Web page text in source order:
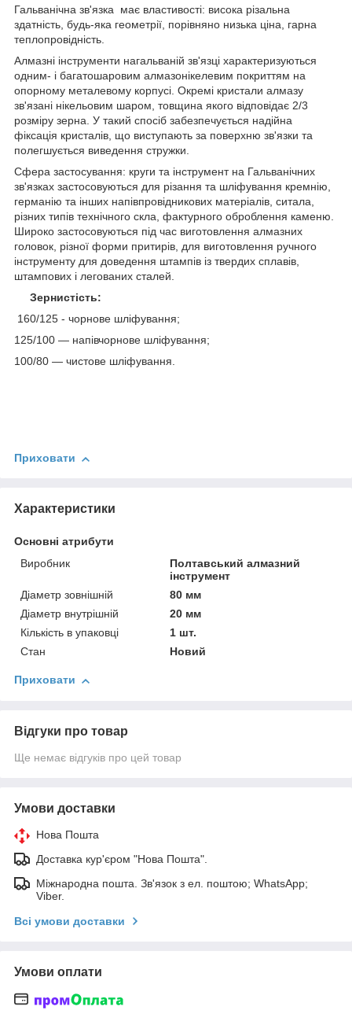
Гальванічна зв'язка має властивості: висока різальна
здатність, будь-яка геометрії, порівняно низька ціна, гарна
теплопровідність.
Алмазні інструменти нагальваній зв'язці характеризуються
одним- і багатошаровим алмазонікелевим покриттям на
опорному металевому корпусі. Окремі кристали алмазу
зв'язані нікельовим шаром, товщина якого відповідає 2/3
розміру зерна. У такий спосіб забезпечується надійна
фіксація кристалів, що виступають за поверхню зв'язки та
полегшується виведення стружки.
Сфера застосування: круги та інструмент на Гальванічних
зв'язках застосовуються для різання та шліфування кремнію,
германію та інших напівпровідникових матеріалів, ситала,
різних типів технічного скла, фактурного оброблення каменю.
Широко застосовуються під час виготовлення алмазних
головок, різної форми притирів, для виготовлення ручного
інструменту для доведення штампів із твердих сплавів,
штампових і легованих сталей.
Зернистість:
160/125 - чорнове шліфування;
125/100 — напівчорнове шліфування;
100/80 — чистове шліфування.
Приховати
Характеристики
Основні атрибути
Виробник
Полтавський алмазний
інструмент
Діаметр зовнішній
80 мм
Діаметр внутрішній
20 мм
Кількість в упаковці
1 шт.
Стан
Новий
Приховати
Відгуки про товар
Ще немає відгуків про цей товар
Умови доставки
Нова Пошта
Доставка кур'єром "Нова Пошта".
Міжнародна пошта. Зв'язок з ел. поштою; WhatsApp;
Viber.
Всі умови доставки
Умови оплати